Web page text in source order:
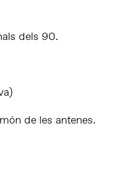
dels 90.
de les antenes.